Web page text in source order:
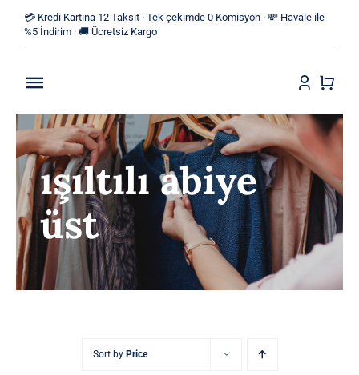
content
💳 Kredi Kartına 12 Taksit · Tek çekimde 0 Komisyon · 💸 Havale ile
%5 İndirim · 🚚 Ücretsiz Kargo
Toggle
Navigation
Anasayfa
Mağaza
Yeni Ürünler
Kategoriler
ışıltılı abiye
üst
Sort by Price